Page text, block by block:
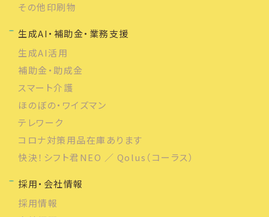
その他印刷物
生成AI・補助金・業務支援
生成AI活用
補助金・助成金
スマート介護
ほのぼの・ワイズマン
テレワーク
コロナ対策用品在庫あります
快決！シフト君NEO ／ Qolus（コーラス）
採用・会社情報
採用情報